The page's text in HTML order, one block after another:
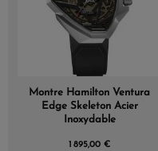
Montre Hamilton Ventura
Edge Skeleton Acier
Inoxydable
1 895,00 €